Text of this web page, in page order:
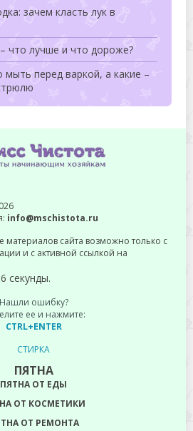
зачем класть лук в
что лучше и что дороже?
мыть перед варкой, а какие –
info@mschistota.ru
материалов сайта возможно только с
и с активной ссылкой на
секунды.
Нашли ошибку?
ее и нажмите:
CTRL+ENTER
СТИРКА
ПЯТНА
ПЯТНА ОТ ЕДЫ
ОТ КОСМЕТИКИ
ОТ РЕМОНТА